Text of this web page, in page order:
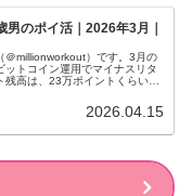
男のポイ活｜2026年3月｜
＠millionworkout）です。3月の
ットコイン運用でマイナスリタ
高は、23万ポイントくらいで
2026.04.15